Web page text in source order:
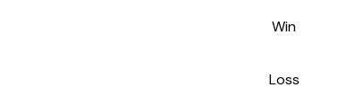
Win
Loss